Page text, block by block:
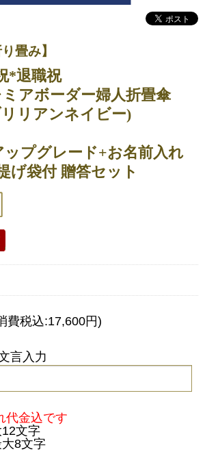
畳み】
*退職祝
アボーダー婦人折畳傘
リアンネイビー)
プグレード+お名前入れ
げ袋付 贈答セット
費税込:17,600円)
言入力
代金込です
12文字
8文字